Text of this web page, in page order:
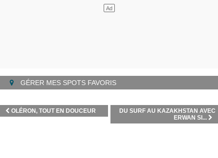
GÉRER MES SPOTS FAVORIS
DU SURF AU KAZAKHSTAN AVEC
ERWAN SI...
OLÉRON, TOUT EN DOUCEUR